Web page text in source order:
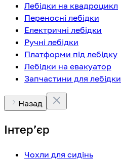
Лебідки на квадроцикл
Переносні лебідки
Електричні лебідки
Ручні лебідки
Платформи під лебідку
Лебідки на евакуатор
Запчастини для лебідки
Назад
Інтерʼєр
Чохли для сидінь